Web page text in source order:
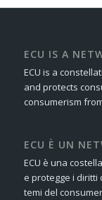
ECU IS A
ECU is a
and protects
consumerism
ECU È UN
ECU è una
e protegge i diritti
temi del